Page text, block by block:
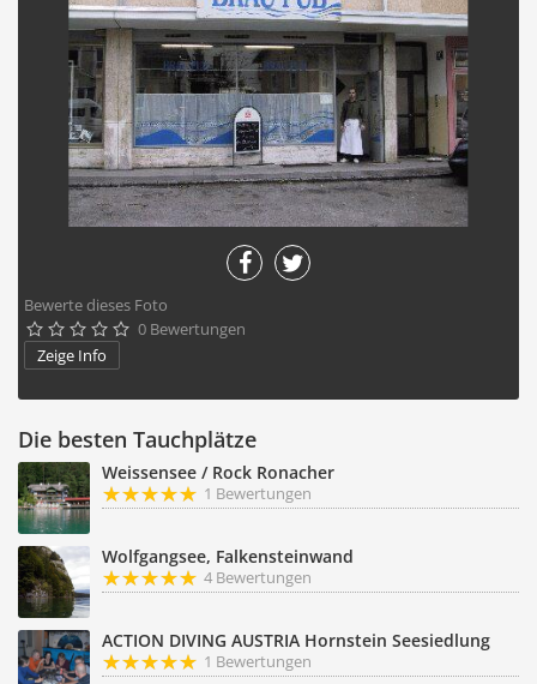
Bewerte dieses Foto
     0 Bewertungen
Zeige Info
Die besten Tauchplätze
Weissensee / Rock Ronacher
1 Bewertungen
Wolfgangsee, Falkensteinwand
4 Bewertungen
ACTION DIVING AUSTRIA Hornstein Seesiedlung
1 Bewertungen